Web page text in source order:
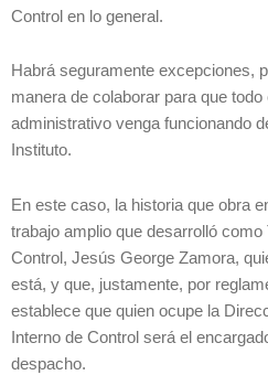
Control en lo general.
Habrá seguramente excepciones,
manera de colaborar para que
administrativo venga funcionando
Instituto.
En este caso, la historia que obra
trabajo amplio que desarrolló
Control, Jesús George Zamora,
está, y que, justamente, por
establece que quien ocupe la
Interno de Control será el
despacho.